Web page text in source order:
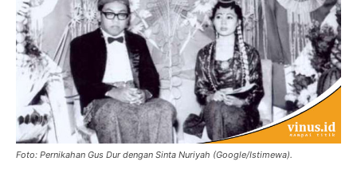
Foto: Pernikahan Gus Dur dengan Sinta Nuriyah (Google/Istimewa).